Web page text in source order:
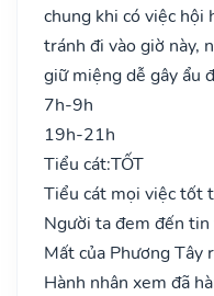
chung khi có việc hội
tránh đi vào giờ này,
giữ miệng dễ gây ẩu
7h-9h
19h-21h
Tiểu cát:TỐT
Tiểu cát mọi việc tốt
Người ta đem đến
Mất của Phương Tây
Hành nhân xem đã